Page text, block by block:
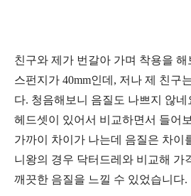
친구와 제가 번갈아 가며 착용을 해
스펀지가 40mm인데, 저나 제 친구
다. 청음해보니 음질도 나쁘지 않네
헤드셋이 있어서 비교하면서 들어
가까이 차이가 나는데 음질은 차이
니왕의 경우 닥터드레와 비교해 가
깨끗한 음질을 느낄 수 있었습니다.